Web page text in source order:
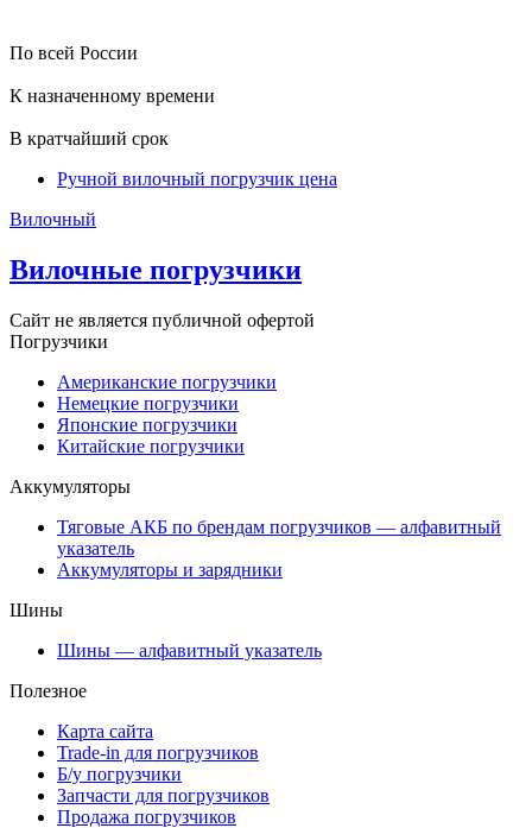
По всей России
К назначенному времени
В кратчайший срок
Ручной вилочный погрузчик цена
Вилочный
Вилочные погрузчики
Сайт не является публичной офертой
Погрузчики
Американские погрузчики
Немецкие погрузчики
Японские погрузчики
Китайские погрузчики
Аккумуляторы
Тяговые АКБ по брендам погрузчиков — алфавитный
указатель
Аккумуляторы и зарядники
Шины
Шины — алфавитный указатель
Полезное
Карта сайта
Trade-in для погрузчиков
Б/у погрузчики
Запчасти для погрузчиков
Продажа погрузчиков